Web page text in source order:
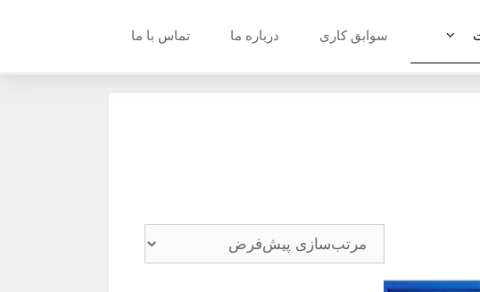
سوابق کاری درباره ما تماس با ما